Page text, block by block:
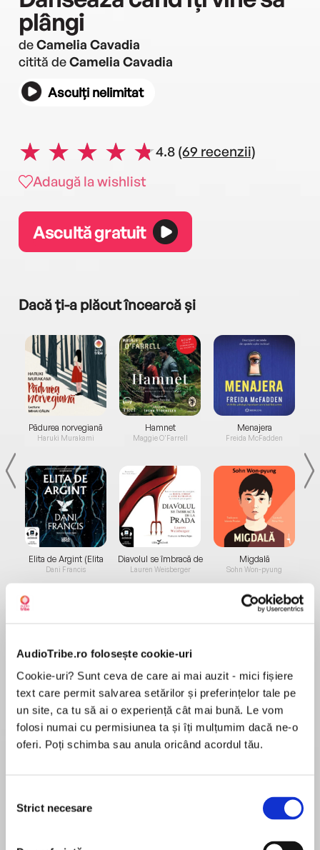
AudioTribe.ro folosește cookie-uri
Cookie-uri? Sunt ceva de care ai mai auzit - mici fișiere
text care permit salvarea setărilor și preferințelor tale pe
un site, ca tu să ai o experiență cât mai bună. Le vom
folosi numai cu permisiunea ta și îți mulțumim dacă ne-o
oferi. Poți schimba sau anula oricând acordul tău.
consimțământului
Strict necesare
plângi
deCamelia Cavadia
citită deCamelia Cavadia
Asculți nelimitat
4.8 (69 recenzii)
Adaugă la wishlist
Ascultă gratuit
Dacă ți-a plăcut încearcă și
Pădurea norvegiană
Haruki Murakami
Elita de Argint (Elita
de...
Dani Francis
Hamnet
Maggie O'Farrell
Diavolul se îmbracă de
la...
Lauren Weisberger
Menajera
Freida McFadden
Migdală
Sohn Won-pyung
Despre carte
„Dansează cînd îți vine să plângi e una dintre
acele cărți care mi-a adus lacrimi în ochi de la
primele pagini. E o carte despre prietenie ca
formă de salvare, agapè în forma cea mai pură:
conexiune genuină, nefiltrată, neîmpiedicată,
este o carte despre doliu, așa cum doliul ar
trebui purtat.“ - Petronela Rotar, scriitoare
prima carte pe care o ascult despre această